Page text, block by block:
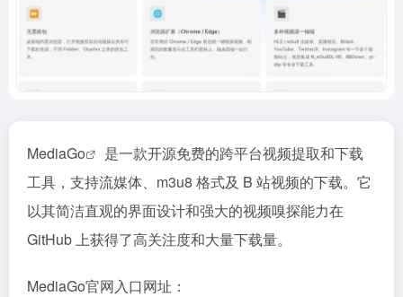
MediaGo
是一款开源免费的跨平台视频提取和下载
工具，支持流媒体、m3u8 格式及 B 站视频的下载。它
以其简洁直观的界面设计和强大的视频嗅探能力在
GitHub 上获得了高关注度和大量下载量。
MediaGo官网入口网址：